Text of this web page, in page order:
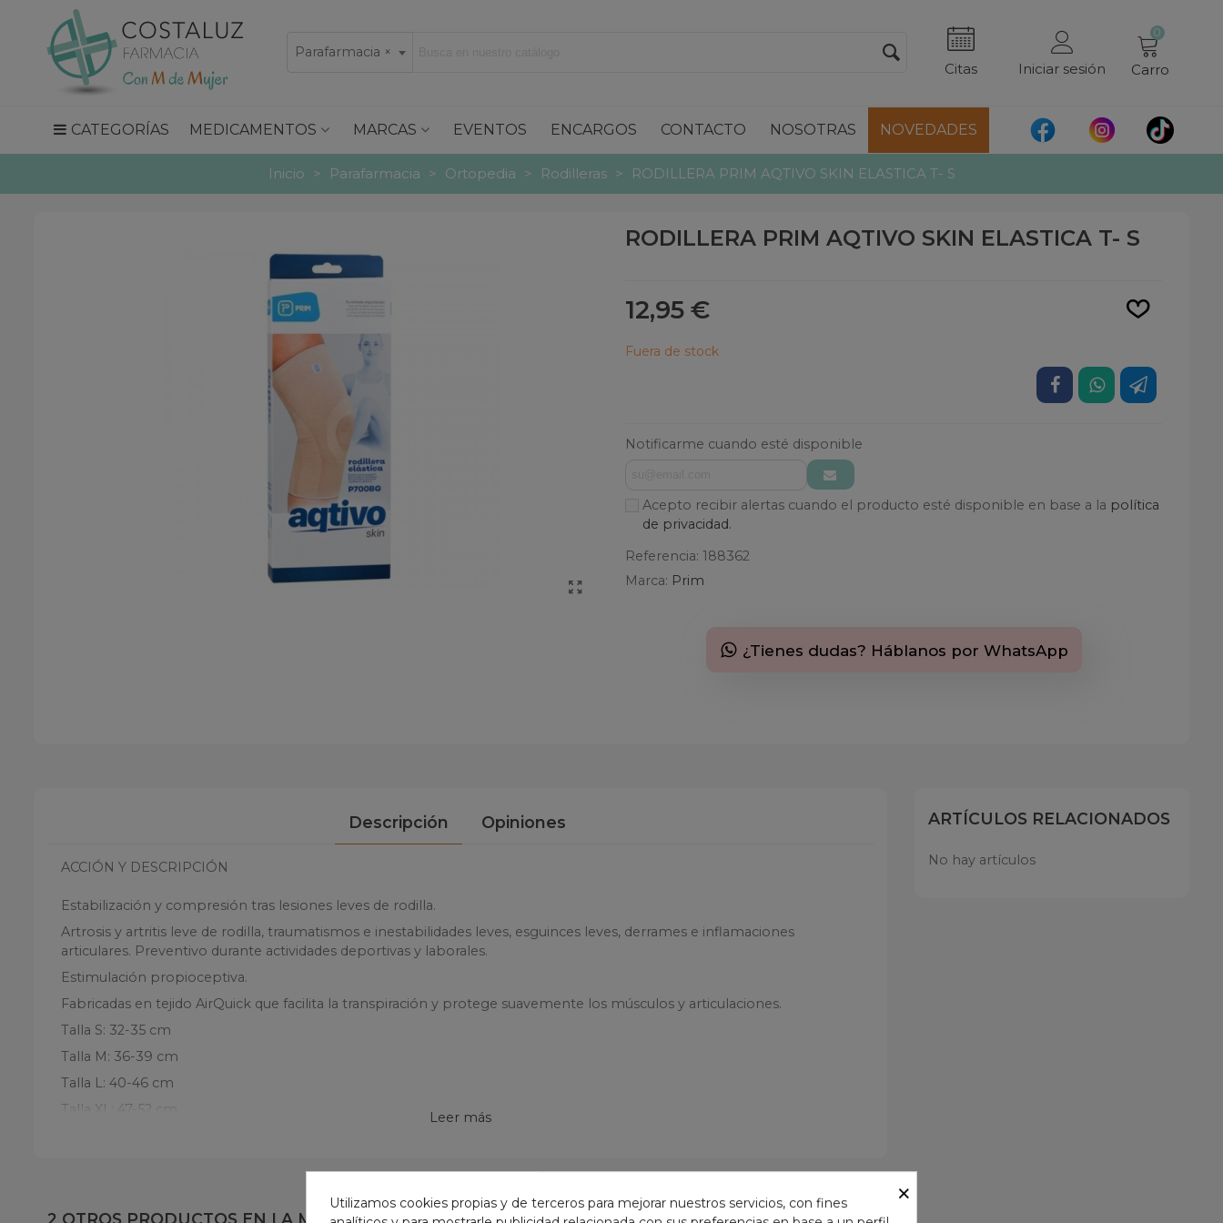
×
Parafarmacia
Citas Iniciar sesión
0
Carro
CATEGORÍAS MEDICAMENTOS MARCAS EVENTOS ENCARGOS CONTACTO NOSOTRAS NOVEDADES
Inicio > Parafarmacia > Ortopedia > Rodilleras > RODILLERA PRIM AQTIVO SKIN ELASTICA T- S
RODILLERA PRIM AQTIVO SKIN ELASTICA T- S
12,95 €
Fuera de stock
Notificarme cuando esté disponible
Acepto recibir alertas cuando el producto esté disponible en base a la política
de privacidad.
Referencia: 188362
Marca: Prim
¿Tienes dudas? Háblanos por WhatsApp
Descripción Opiniones
ACCIÓN Y DESCRIPCIÓN
Estabilización y compresión tras lesiones leves de rodilla.
Artrosis y artritis leve de rodilla, traumatismos e inestabilidades leves, esguinces leves, derrames e inflamaciones
articulares. Preventivo durante actividades deportivas y laborales.
Estimulación propioceptiva.
Fabricadas en tejido AirQuick que facilita la transpiración y protege suavemente los músculos y articulaciones.
Talla S: 32-35 cm
Talla M: 36-39 cm
Talla L: 40-46 cm
Talla XL: 47-52 cm
Leer más
ARTÍCULOS RELACIONADOS
No hay artículos
2 OTROS PRODUCTOS EN LA MISMA CATEGORÍA:
×
Utilizamos cookies propias y de terceros para mejorar nuestros servicios, con fines